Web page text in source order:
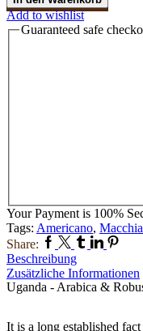
Add to wishlist
Guaranteed safe
Your Payment is 100%
Tags: Americano,
Share:
Beschreibung
Zusätzliche Informationen
Uganda - Arabica &
It is a long established